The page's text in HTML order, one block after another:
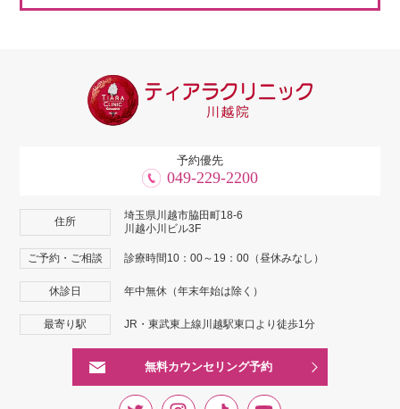
予約優先
049-229-2200
住所
埼玉県川越市脇田町18-6
川越小川ビル3F
ご予約・ご相談 診療時間10：00～19：00（昼休みなし）
休診日 年中無休（年末年始は除く）
最寄り駅 JR・東武東上線川越駅東口より徒歩1分
無料カウンセリング予約